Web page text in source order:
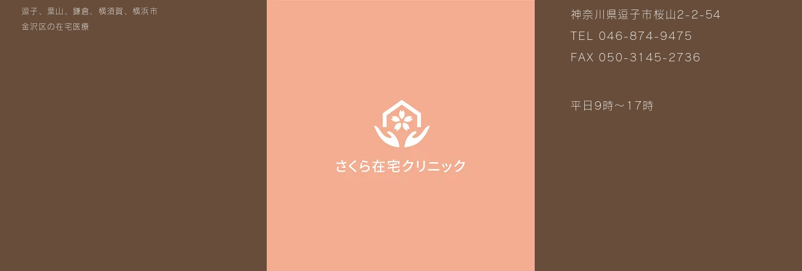
逗子、葉山、鎌倉、横須賀、横浜市
金沢区の在宅医療
神奈川県逗子市桜山2-2-54
TEL 046-874-9475
FAX 050-3145-2736
平日9時～17時